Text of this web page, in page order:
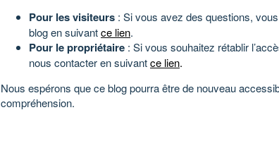
Pour les visiteurs : Si vous avez des questions,
blog en suivantce lien.
Pour le propriétaire : Si vous souhaitez rétablir
nous contacter en suivantce lien.
Nous espérons que ce blog pourra être de nouveau
compréhension.